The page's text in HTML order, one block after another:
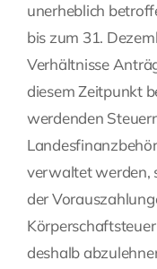
unerheblich
bis zum 31.
Verhältnisse
diesem Zeitpunkt
werdenden
verwaltet werden,
der
deshalb